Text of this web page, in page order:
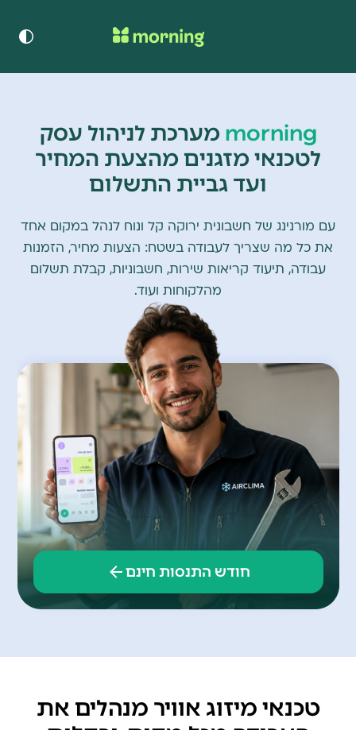
morning מערכת לניהול עסק
לטכנאי מזגנים מהצעת המחיר
ועד גביית התשלום
עם מורנינג של חשבונית ירוקה קל ונוח לנהל במקום אחד
את כל מה שצריך לעבודה בשטח: הצעות מחיר, הזמנות
עבודה, תיעוד קריאות שירות, חשבוניות, קבלת תשלום
מהלקוחות ועוד.
חודש התנסות חינם
טכנאי מיזוג אוויר מנהלים את